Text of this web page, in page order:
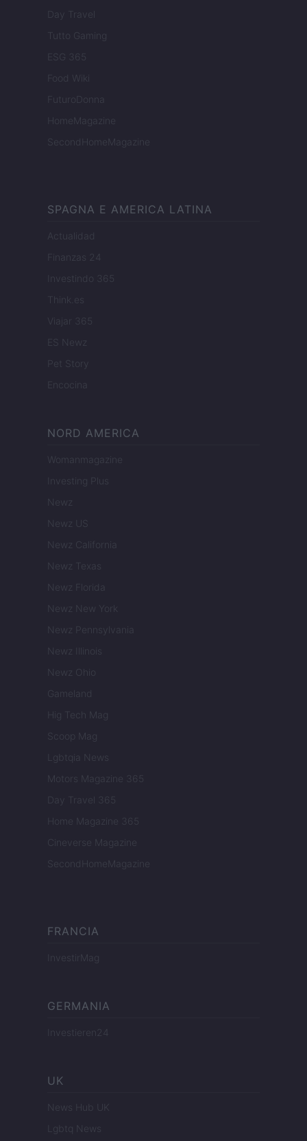
Day Travel
Tutto Gaming
ESG 365
Food Wiki
FuturoDonna
HomeMagazine
SecondHomeMagazine
SPAGNA E AMERICA LATINA
Actualidad
Finanzas 24
Investindo 365
Think.es
Viajar 365
ES Newz
Pet Story
Encocina
NORD AMERICA
Womanmagazine
Investing Plus
Newz
Newz US
Newz California
Newz Texas
Newz Florida
Newz New York
Newz Pennsylvania
Newz Illinois
Newz Ohio
Gameland
Hig Tech Mag
Scoop Mag
Lgbtqia News
Motors Magazine 365
Day Travel 365
Home Magazine 365
Cineverse Magazine
SecondHomeMagazine
FRANCIA
InvestirMag
GERMANIA
Investieren24
UK
News Hub UK
Lgbtq News